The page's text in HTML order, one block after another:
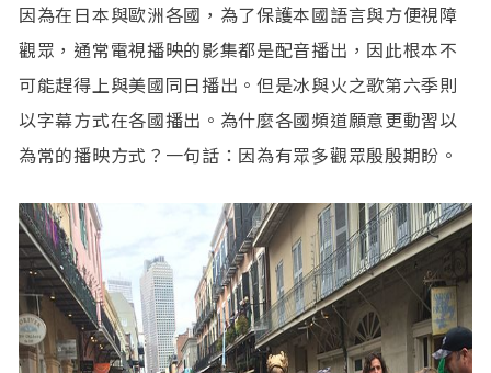
因為在日本與歐洲各國，為了保護本國語言與方便視障
觀眾，通常電視播映的影集都是配音播出，因此根本不
可能趕得上與美國同日播出。但是冰與火之歌第六季則
以字幕方式在各國播出。為什麼各國頻道願意更動習以
為常的播映方式？一句話：因為有眾多觀眾殷殷期盼。